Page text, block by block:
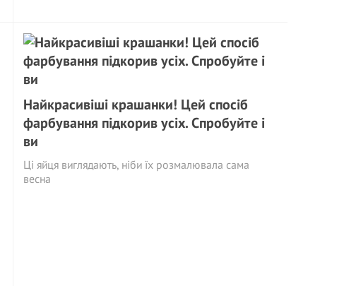
Найкрасивіші крашанки! Цей спосіб
фарбування підкорив усіх. Спробуйте і
ви
Ці яйця виглядають, ніби їх розмалювала сама
весна